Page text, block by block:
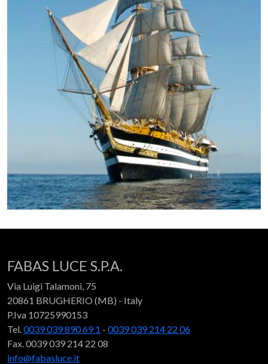
FABAS LUCE S.P.A.
Via Luigi Talamoni, 75
20861 BRUGHERIO (MB) - Italy
P.Iva 10725990153
Tel.0039 039 890 69 1 - 0039 039 214 22 06
Fax. 0039 039 214 22 08
info@fabasluce.it